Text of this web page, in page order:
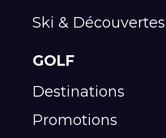
Ski & Découvertes
GOLF
Destinations
Promotions